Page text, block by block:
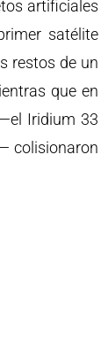
artificiales
satélite
restos de un
que en
Iridium 33
colisionaron